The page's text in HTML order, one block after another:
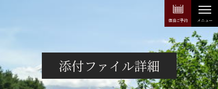
宿泊ご予約
添付ファイル詳細